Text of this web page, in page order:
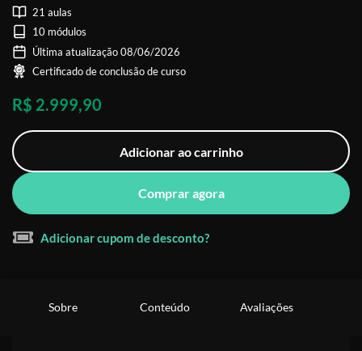
21 aulas
10 módulos
Última atualização 08/06/2026
Certificado de conclusão de curso
R$ 2.999,90
Adicionar ao carrinho
Comprar agora
Adicionar cupom de desconto?
Sobre Conteúdo Avaliações